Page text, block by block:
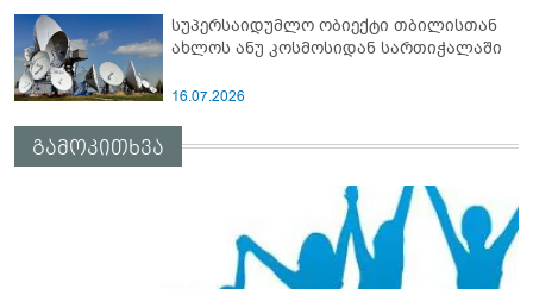
სუპერსაიდუმლო ობიექტი თბილისთან
ახლოს ანუ კოსმოსიდან სართიჭალაში
16.07.2026
გამოკითხვა